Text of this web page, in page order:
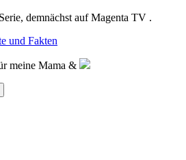
demnächst auf Magenta TV .
und Fakten
meine Mama &